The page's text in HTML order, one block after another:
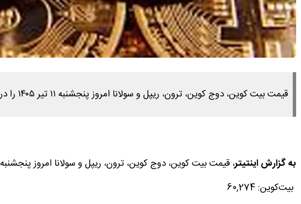
قیمت بیت کوین، دوج کوین، ترون، ریپل و سولانا امروز پنجشنبه ۱۱ تیر ۱۴۰۵ را در این مطلب مشاهده می کنید.
به گزارش اینتیتر، قیمت بیت کوین، دوج کوین، ترون، ریپل و سولانا امروز پنجشنبه ۱۱ تیر ۱۴۰۵ را در این مطلب مشاهده می کنید.
بیت‌کوین: 60,274